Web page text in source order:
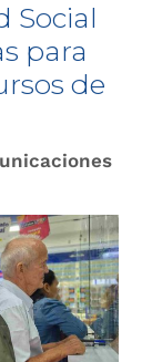
Social
para
de